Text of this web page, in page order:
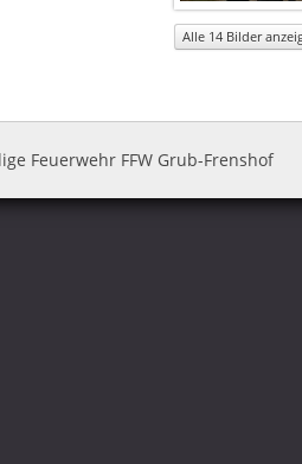
Alle 14 Bilder
Feuerwehr FFW Grub-Frenshof